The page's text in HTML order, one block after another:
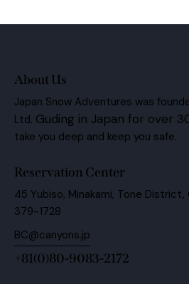
About Us
Japan Snow Adventures was
Ltd. Guding in Japan for over
take you deep and keep you safe.
Reservation Center
45 Yubiso, Minakami, Tone
379-1728
BC@canyons.jp
+81(0)80-9083-2172